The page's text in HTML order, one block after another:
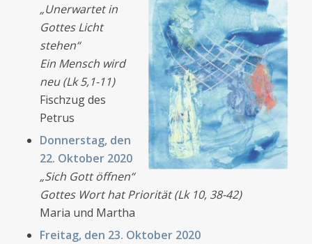
„Unerwartet in
Gottes Licht
stehen“
Ein Mensch wird
neu (Lk 5,1-11)
Fischzug des
Petrus
Donnerstag, den
22. Oktober 2020
„Sich Gott öffnen“
Gottes Wort hat Priorität (Lk 10, 38-42)
Maria und Martha
Freitag, den 23. Oktober 2020